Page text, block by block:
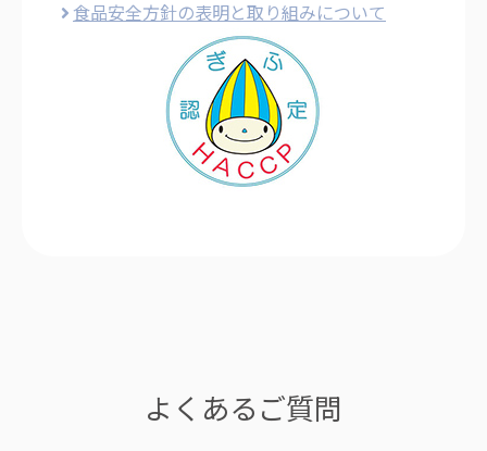
食品安全方針の表明と取り組みについて
よくあるご質問